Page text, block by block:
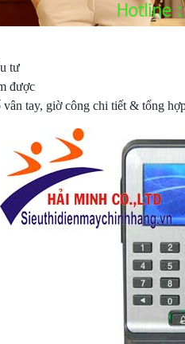
tư
được
vân tay, giờ công chi tiết & tổng